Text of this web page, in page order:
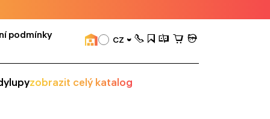
podmínky
CZ
lupyzobrazit celý katalog